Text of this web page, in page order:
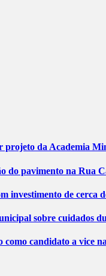
projeto da Academia
do pavimento na Rua
investimento de cerca
sobre cuidados
candidato a vice